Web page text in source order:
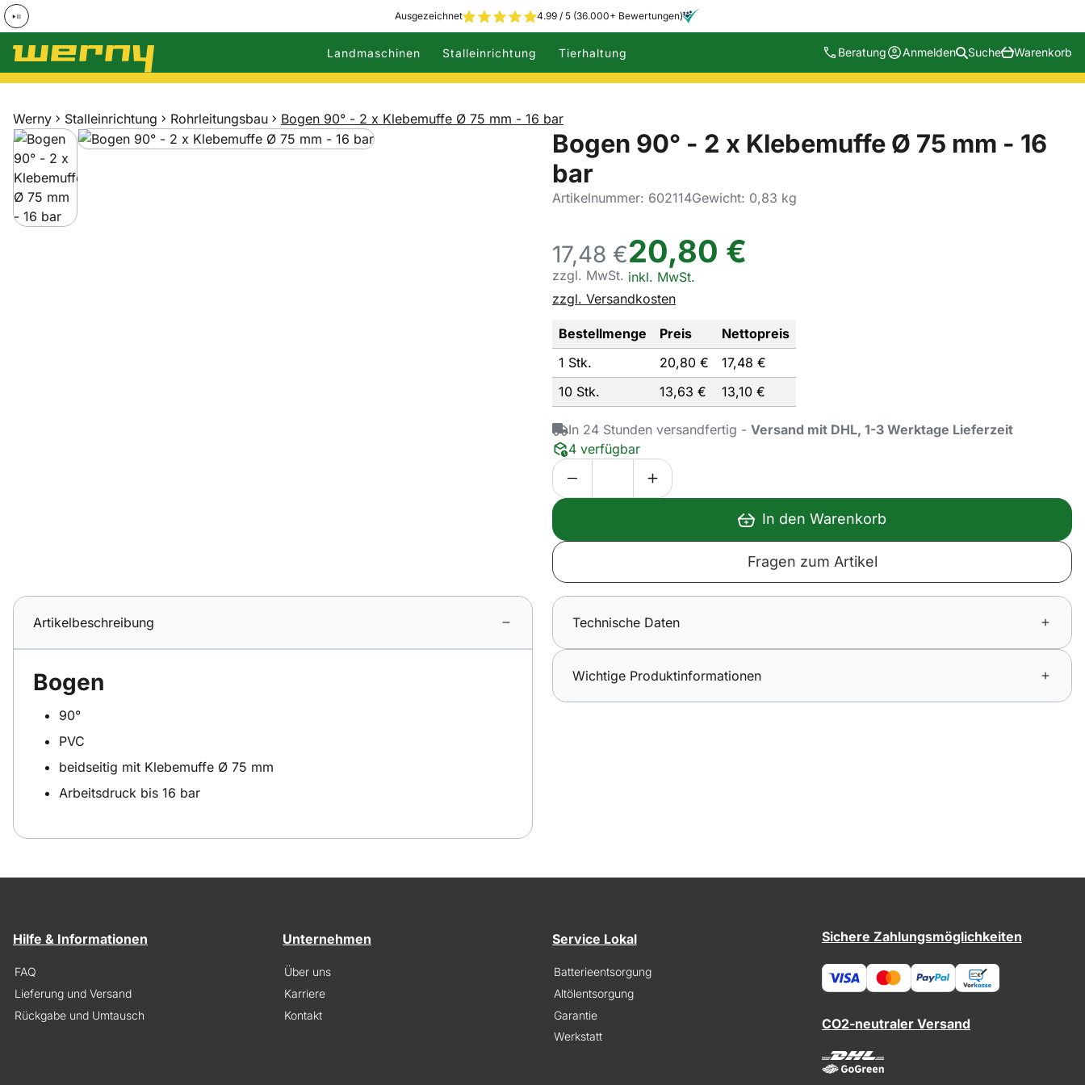
Ausgezeichnet 4.99 / 5 (36.000+ Bewertungen)
Zum Hauptinhalt springen
Landmaschinen Stalleinrichtung Tierhaltung Beratung Anmelden Suche Warenkorb
Werny Stalleinrichtung Rohrleitungsbau Bogen 90° - 2 x Klebemuffe Ø 75 mm - 16 bar
Produktgalerie
Zur Kaufbox springen
Bogen 90° - 2 x Klebemuffe Ø 75 mm - 16
bar
Artikelnummer: 602114Gewicht: 0,83 kg
17,48 €
zzgl. MwSt.
20,80 €
Steuerhinweis:
inkl. MwSt.
zzgl. Versandkosten
Bestellmenge Preis
Nettopreis
1 Stk.
20,80 € 17,48 €
10 Stk.
13,63 € 13,10 €
In 24 Stunden versandfertig - Versand mit DHL, 1-3 Werktage Lieferzeit
4 verfügbar
In den Warenkorb
Fragen zum Artikel
Artikelbeschreibung
Bogen
90°
PVC
beidseitig mit Klebemuffe Ø 75 mm
Arbeitsdruck bis 16 bar
Technische Daten
Wichtige Produktinformationen
Hilfe & Informationen
FAQ
Lieferung und Versand
Rückgabe und Umtausch
Unternehmen
Über uns
Karriere
Kontakt
Service Lokal
Batterieentsorgung
Altölentsorgung
Garantie
Werkstatt
Sichere Zahlungsmöglichkeiten
CO2-neutraler Versand